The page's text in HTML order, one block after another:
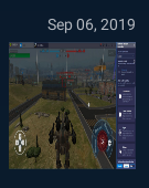
Sep 06, 2019